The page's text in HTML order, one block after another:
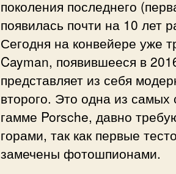
поколения последнего
появилась почти на 10 лет
Сегодня на конвейере уже
Cayman, появившееся в
представляет из себя
второго. Это одна из
гамме Porsche, давно
горами, так как первые
замечены фотошпионами.